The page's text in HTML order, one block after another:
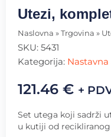
Utezi,
Naslovna » Trgovina »
SKU: 5431
Kategorija:
121.46 € +
Set utega koji sadrži
u kutiji od